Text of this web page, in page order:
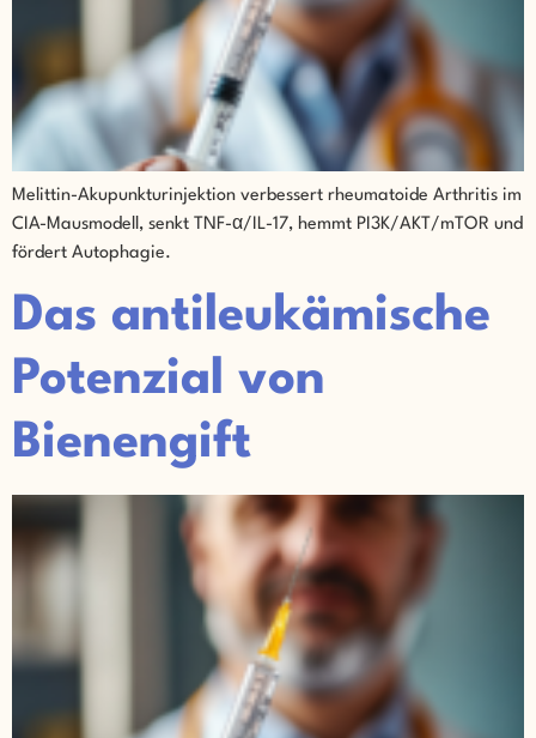
Melittin-Akupunkturinjektion verbessert rheumatoide Arthritis im
CIA-Mausmodell, senkt TNF-α/IL-17, hemmt PI3K/AKT/mTOR und
fördert Autophagie.
Das antileukämische
Potenzial von
Bienengift